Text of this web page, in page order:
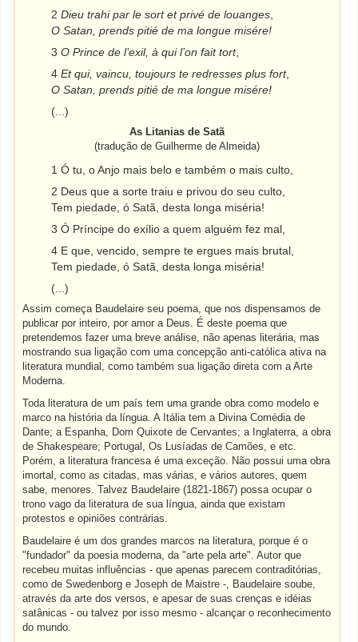
2Dieu trahi par le sort et privé de louanges
O Satan, prends pitié de ma longue misére!
3O Prince de l’exil, à qui l’on fait tort,
4Et qui, vaincu, toujours te redresses plus fort,
O Satan, prends pitié de ma longue misére!
(...)
As Litanias de Satã
(tradução de Guilherme de Almeida)
1 Ó tu, o Anjo mais belo e também o mais culto,
2 Deus que a sorte traiu e privou do seu culto,
Tem piedade, ó Satã, desta longa miséria!
3 Ó Príncipe do exílio a quem alguém fez mal,
4 E que, vencido, sempre te ergues mais brutal,
Tem piedade, ó Satã, desta longa miséria!
(...)
Assim começa Baudelaire seu poema, que nos dispensamos de
publicar por inteiro, por amor a Deus. É deste poema que
pretendemos fazer uma breve análise, não apenas literária, mas
mostrando sua ligação com uma concepção anti-católica ativa na
literatura mundial, como também sua ligação direta com a Arte
Moderna.
Toda literatura de um país tem uma grande obra como modelo e
marco na história da língua. A Itália tem a Divina Comédia de
Dante; a Espanha, Dom Quixote de Cervantes; a Inglaterra, a obra
de Shakespeare; Portugal, Os Lusíadas de Camões, e etc.
Porém, a literatura francesa é uma exceção. Não possui uma obra
imortal, como as citadas, mas várias, e vários autores, quem
sabe, menores. Talvez Baudelaire (1821-1867) possa ocupar o
trono vago da literatura de sua língua, ainda que existam
protestos e opiniões contrárias.
Baudelaire é um dos grandes marcos na literatura, porque é o
"fundador" da poesia moderna, da "arte pela arte". Autor que
recebeu muitas influências - que apenas parecem contraditórias,
como de Swedenborg e Joseph de Maistre -, Baudelaire soube,
através da arte dos versos, e apesar de suas crenças e idéias
satânicas - ou talvez por isso mesmo - alcançar o reconhecimento
do mundo.